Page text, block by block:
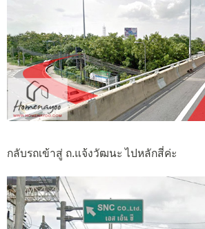
กลับรถเข้าสู่ ถ.แจ้งวัฒนะ ไปหลักสี่ค่ะ